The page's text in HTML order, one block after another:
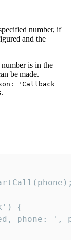
number, if
and the
is in the
be made.
'Callback
{
phone: ',